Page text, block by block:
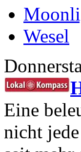
Wesel
Eine
nicht